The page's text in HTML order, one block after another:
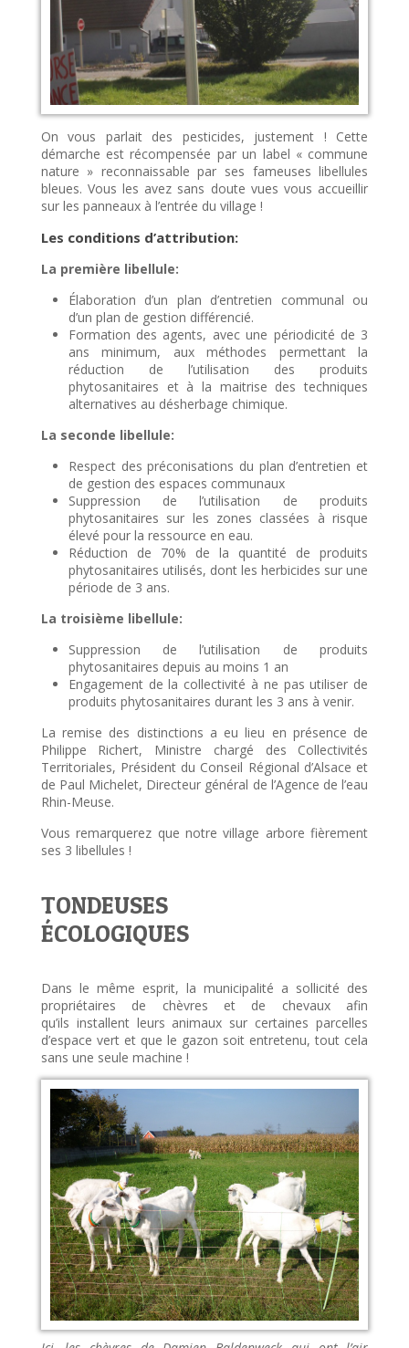
On vous parlait des pesticides, justement ! Cette
démarche est récompensée par un label « commune
nature » reconnaissable par ses fameuses libellules
bleues. Vous les avez sans doute vues vous accueillir
sur les panneaux à l’entrée du village !
Les conditions d’attribution:
La première libellule:
Élaboration d’un plan d’entretien communal ou
d’un plan de gestion différencié.
Formation des agents, avec une périodicité de 3
ans minimum, aux méthodes permettant la
réduction de l’utilisation des produits
phytosanitaires et à la maitrise des techniques
alternatives au désherbage chimique.
La seconde libellule:
Respect des préconisations du plan d’entretien et
de gestion des espaces communaux
Suppression de l’utilisation de produits
phytosanitaires sur les zones classées à risque
élevé pour la ressource en eau.
Réduction de 70% de la quantité de produits
phytosanitaires utilisés, dont les herbicides sur une
période de 3 ans.
La troisième libellule:
Suppression de l’utilisation de produits
phytosanitaires depuis au moins 1 an
Engagement de la collectivité à ne pas utiliser de
produits phytosanitaires durant les 3 ans à venir.
La remise des distinctions a eu lieu en présence de
Philippe Richert, Ministre chargé des Collectivités
Territoriales, Président du Conseil Régional d’Alsace et
de Paul Michelet, Directeur général de l’Agence de l’eau
Rhin-Meuse.
Vous remarquerez que notre village arbore fièrement
ses 3 libellules !
TONDEUSES
ÉCOLOGIQUES
Dans le même esprit, la municipalité a sollicité des
propriétaires de chèvres et de chevaux afin
qu’ils installent leurs animaux sur certaines parcelles
d’espace vert et que le gazon soit entretenu, tout cela
sans une seule machine !